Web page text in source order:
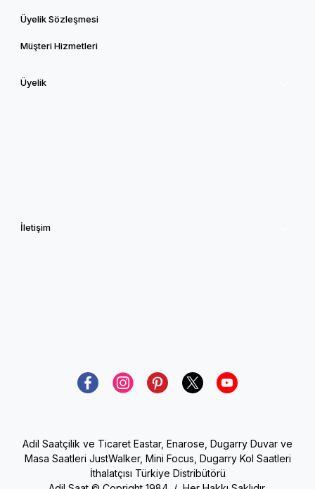
Üyelik Sözleşmesi
Müşteri Hizmetleri
Üyelik
İletişim
Adil Saatçilik ve Ticaret Eastar, Enarose, Dugarry Duvar ve
Masa Saatleri JustWalker, Mini Focus, Dugarry Kol Saatleri
İthalatçısı Türkiye Distribütörü